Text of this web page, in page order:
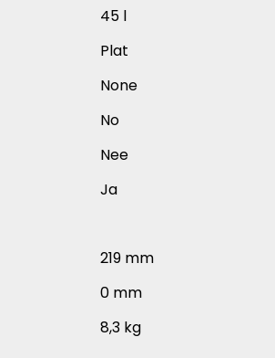
45 l
Plat
None
No
Nee
Ja
219 mm
0 mm
8,3 kg